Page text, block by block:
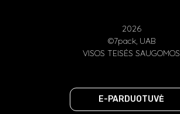
2026
©7pack, UAB
VISOS TEISĖS SAUGOMOS
E-PARDUOTUVĖ